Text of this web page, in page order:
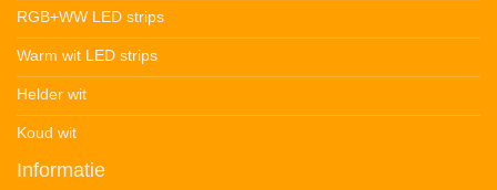
RGB+WW LED strips
Warm wit LED strips
Helder wit
Koud wit
Informatie